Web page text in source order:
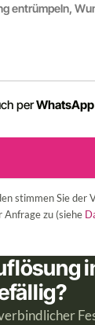
perWhatsApp
stimmen Sie der
Anfrage zu (siehe